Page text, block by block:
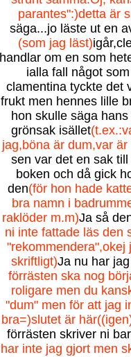
parantes":)detta är
säga...jo läste ut en
(som jag läst)
handlar om en som
ialla fall något
clamentina tyckte det
frukt men hennes lille
hon skulle säga
grönsak isället
jag,böna är dum,var
sen var det en sak
boken och då gick
den(för hon hade
bra namn i
raklöder m.m)Ja så
ni inte fattade läs den
"rekommendera",okej
skriftligt)Ja nu har
förrästen ska nog
roligare men du
"dum" men för att jag
bra=)slutet är
förrästen skriver ni
har inte jag gjort men